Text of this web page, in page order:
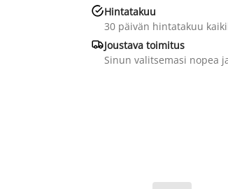
Hintatakuu
30 päivän hintatakuu
Joustava toimitus
Sinun valitsemasi nopea